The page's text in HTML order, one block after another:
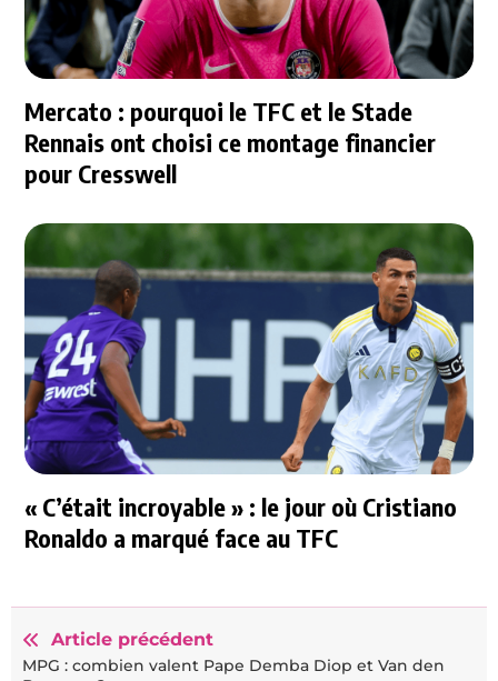
Mercato : pourquoi le TFC et le Stade
Rennais ont choisi ce montage financier
pour Cresswell
« C’était incroyable » : le jour où Cristiano
Ronaldo a marqué face au TFC
Article précédent
MPG : combien valent Pape Demba Diop et Van den